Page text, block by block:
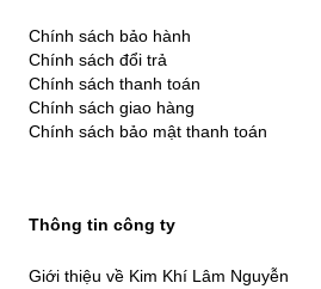
Chính sách bảo hành
Chính sách đổi trả
Chính sách thanh toán
Chính sách giao hàng
Chính sách bảo mật thanh toán
Thông tin công ty
Giới thiệu về Kim Khí Lâm Nguyễn